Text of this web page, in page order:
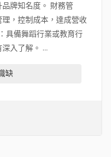
牌知名度。 財務管
，控制成本，達成營收
具備舞蹈行業或教育行
入了解。 ...
缺